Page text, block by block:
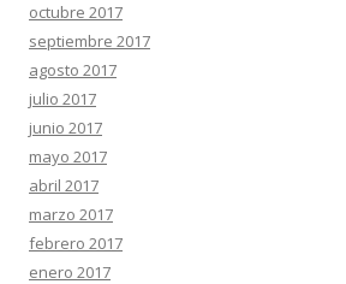
octubre 2017
septiembre 2017
agosto 2017
julio 2017
junio 2017
mayo 2017
abril 2017
marzo 2017
febrero 2017
enero 2017